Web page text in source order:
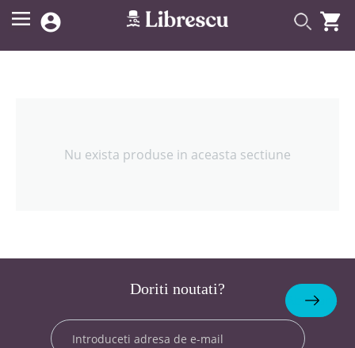
 
Nu exista produse in aceasta sectiune
Doriti noutati?
Abonare